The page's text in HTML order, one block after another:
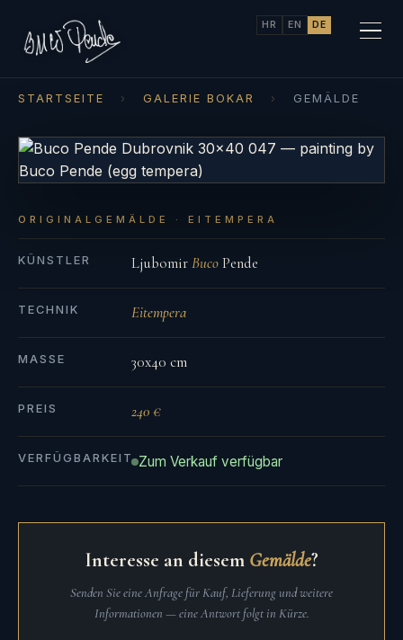
HR EN DE
STARTSEITE › GALERIE BOKAR › GEMÄLDE
ORIGINALGEMÄLDE · EITEMPERA
KÜNSTLER LjubomirBucoPende
TECHNIK Eitempera
MASSE 30x40 cm
PREIS 240 €
VERFÜGBARKEIT Zum Verkauf verfügbar
Interesse an diesem Gemälde?
Senden Sie eine Anfrage für Kauf, Lieferung und weitere
Informationen — eine Antwort folgt in Kürze.